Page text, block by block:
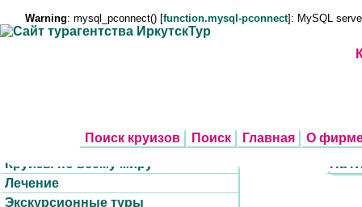
Warning: mysql_pconnect() [function.mysql-pconnect]: MySQL
О
Главная
Поиск
Поиск круизов
Круизы по всему миру
Лечение
Экскурсионные туры
На